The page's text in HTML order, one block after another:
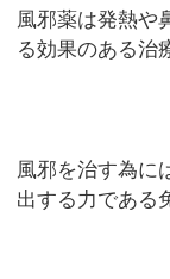
風邪薬は発熱や
る効果のある治
風邪を治す為に
出する力である